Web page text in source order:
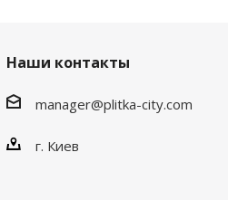
Наши контакты
manager@plitka-city.com
г. Киев